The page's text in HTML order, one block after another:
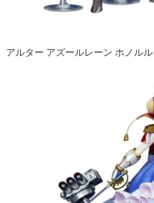
アルター アズールレーン ホノル